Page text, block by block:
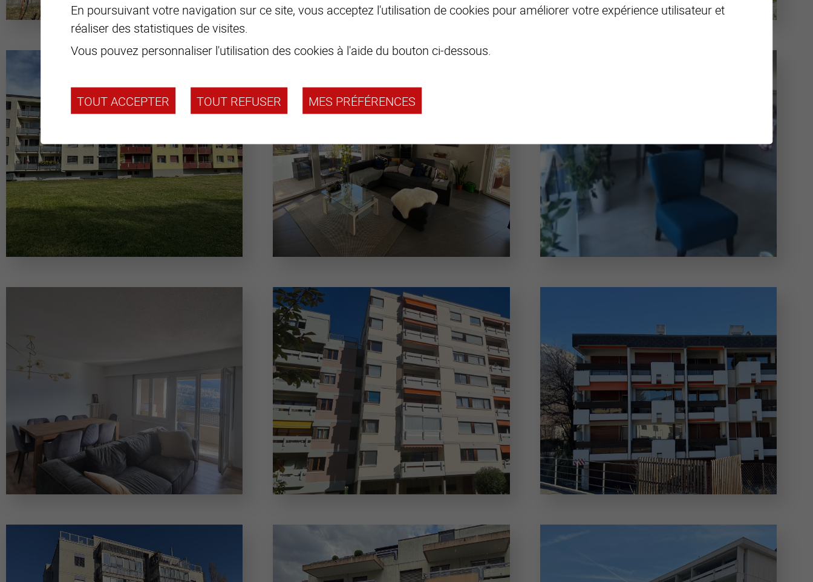
En poursuivant votre navigation sur ce site, vous acceptez l'utilisation de cookies pour améliorer votre expérience utilisateur et
réaliser des statistiques de visites.
Vous pouvez personnaliser l'utilisation des cookies à l'aide du bouton ci-dessous.
TOUT ACCEPTER TOUT REFUSER MES PRÉFÉRENCES